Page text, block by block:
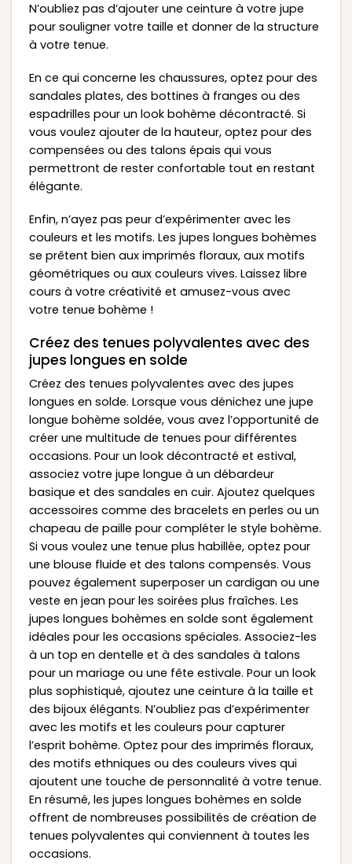
N’oubliez pas d’ajouter une ceinture à votre jupe
pour souligner votre taille et donner de la structure
à votre tenue.
En ce qui concerne les chaussures, optez pour des
sandales plates, des bottines à franges ou des
espadrilles pour un look bohème décontracté. Si
vous voulez ajouter de la hauteur, optez pour des
compensées ou des talons épais qui vous
permettront de rester confortable tout en restant
élégante.
Enfin, n’ayez pas peur d’expérimenter avec les
couleurs et les motifs. Les jupes longues bohèmes
se prêtent bien aux imprimés floraux, aux motifs
géométriques ou aux couleurs vives. Laissez libre
cours à votre créativité et amusez-vous avec
votre tenue bohème !
Créez des tenues polyvalentes avec des
jupes longues en solde
Créez des tenues polyvalentes avec des jupes
longues en solde. Lorsque vous dénichez une jupe
longue bohème soldée, vous avez l’opportunité de
créer une multitude de tenues pour différentes
occasions. Pour un look décontracté et estival,
associez votre jupe longue à un débardeur
basique et des sandales en cuir. Ajoutez quelques
accessoires comme des bracelets en perles ou un
chapeau de paille pour compléter le style bohème.
Si vous voulez une tenue plus habillée, optez pour
une blouse fluide et des talons compensés. Vous
pouvez également superposer un cardigan ou une
veste en jean pour les soirées plus fraîches. Les
jupes longues bohèmes en solde sont également
idéales pour les occasions spéciales. Associez-les
à un top en dentelle et à des sandales à talons
pour un mariage ou une fête estivale. Pour un look
plus sophistiqué, ajoutez une ceinture à la taille et
des bijoux élégants. N’oubliez pas d’expérimenter
avec les motifs et les couleurs pour capturer
l’esprit bohème. Optez pour des imprimés floraux,
des motifs ethniques ou des couleurs vives qui
ajoutent une touche de personnalité à votre tenue.
En résumé, les jupes longues bohèmes en solde
offrent de nombreuses possibilités de création de
tenues polyvalentes qui conviennent à toutes les
occasions.